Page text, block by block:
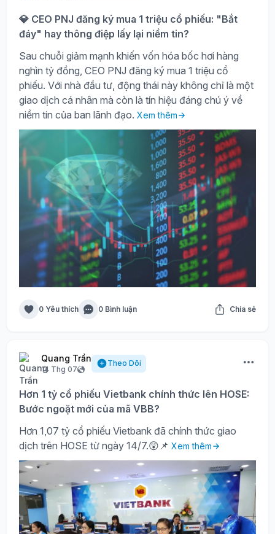
💎 CEO PNJ đăng ký mua 1 triệu cổ phiếu: "Bắt
đáy" hay thông điệp lấy lại niềm tin?
Sau chuỗi giảm mạnh khiến vốn hóa bốc hơi hàng
nghìn tỷ đồng, CEO PNJ đăng ký mua 1 triệu cổ
phiếu. Với nhà đầu tư, động thái này không chỉ là một
giao dịch cá nhân mà còn là tín hiệu đáng chú ý về
niềm tin của ban lãnh đạo. Xem thêm
0 Yêu thích 0 Bình luận Chia sẻ
Quang Trần
14 Thg 07
Theo Dõi
Hơn 1 tỷ cổ phiếu Vietbank chính thức lên HOSE:
Bước ngoặt mới của mã VBB?
Hơn 1,07 tỷ cổ phiếu Vietbank đã chính thức giao
dịch trên HOSE từ ngày 14/7.😲📌 Xem thêm